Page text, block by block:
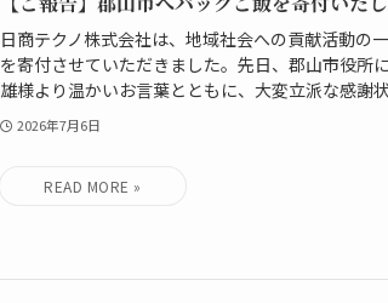
日商テクノ株式会社は、地域社会への貢献活動の
を寄付させていただきました。先日、郡山市役所
雄様より温かいお言葉とともに、大変立派な感謝
2026年7月6日